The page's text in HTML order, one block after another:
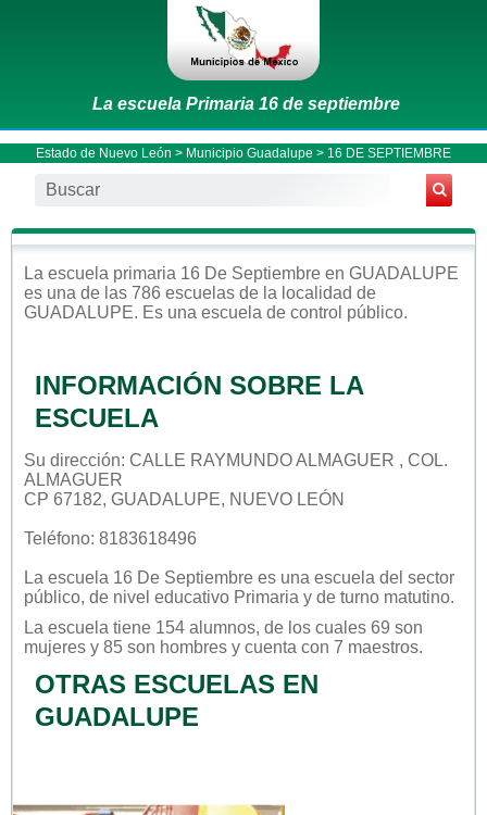
La escuela Primaria 16 de septiembre
Estado de Nuevo León > Municipio Guadalupe > 16 DE SEPTIEMBRE
La escuela primaria 16 De Septiembre en GUADALUPE
es una de las 786 escuelas de la localidad de
GUADALUPE. Es una escuela de control público.
INFORMACIÓN SOBRE LA
ESCUELA
Su dirección: CALLE RAYMUNDO ALMAGUER , COL.
ALMAGUER
CP 67182, GUADALUPE, NUEVO LEÓN
Teléfono: 8183618496
La escuela 16 De Septiembre es una escuela del sector
público, de nivel educativo Primaria y de turno matutino.
La escuela tiene 154 alumnos, de los cuales 69 son
mujeres y 85 son hombres y cuenta con 7 maestros.
OTRAS ESCUELAS EN
GUADALUPE